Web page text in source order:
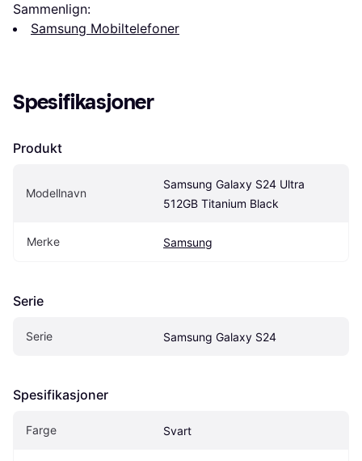
Sammenlign:
Samsung Mobiltelefoner
Spesifikasjoner
Produkt
Modellnavn
Samsung Galaxy S24 Ultra
512GB Titanium Black
Merke Samsung
Serie
Serie Samsung Galaxy S24
Spesifikasjoner
Farge Svart